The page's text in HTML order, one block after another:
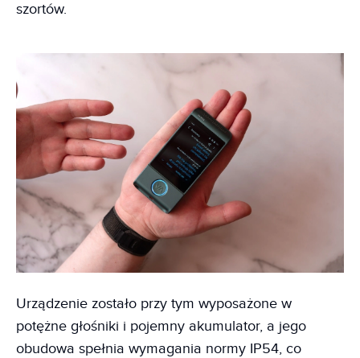
szortów.
Urządzenie zostało przy tym wyposażone w
potężne głośniki i pojemny akumulator, a jego
obudowa spełnia wymagania normy IP54, co